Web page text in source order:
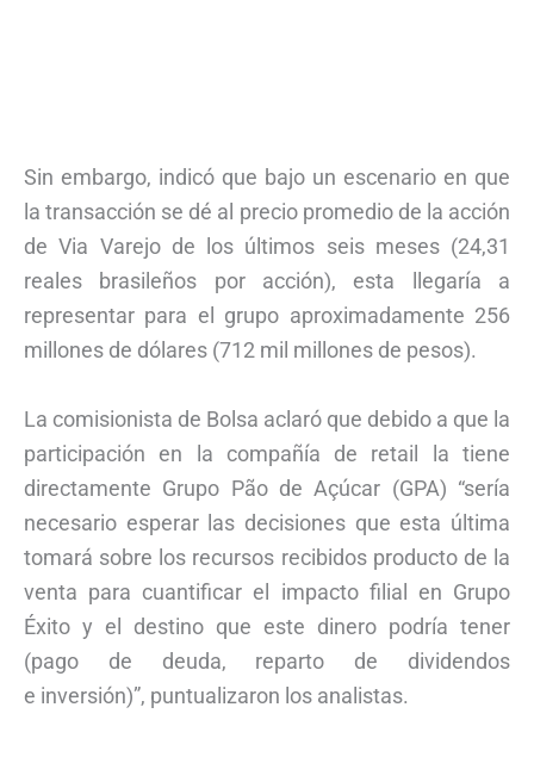
Sin embargo, indicó que bajo un escenario en que
la transacción se dé al precio promedio de la acción
de Via Varejo de los últimos seis meses (24,31
reales brasileños por acción), esta llegaría a
representar para el grupo aproximadamente 256
millones de dólares (712 mil millones de pesos).
La comisionista de Bolsa aclaró que debido a que la
participación en la compañía de retail la tiene
directamente Grupo Pão de Açúcar (GPA) “sería
necesario esperar las decisiones que esta última
tomará sobre los recursos recibidos producto de la
venta para cuantificar el impacto filial en Grupo
Éxito y el destino que este dinero podría tener
(pago de deuda, reparto de dividendos
e inversión)”, puntualizaron los analistas.